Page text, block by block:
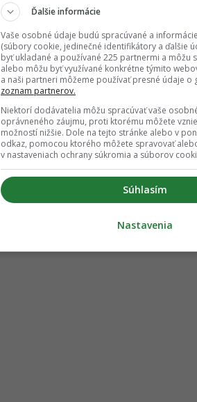
Ďalšie informácie
Vaše osobné údaje budú spracúvané a
(súbory cookie, jedinečné identifikátory a ďalšie
byť ukladané a používané 225 partnermi a môžu
alebo môžu byť využívané konkrétne týmito
a naši partneri môžeme používať presné údaje o
zoznam partnerov.
Niektorí dodávatelia môžu spracúvať vaše
oprávneného záujmu, proti ktorému môžete
možností nižšie. Dole na tejto stránke alebo v
odkaz, pomocou ktorého môžete spravovať
v nastaveniach ochrany súkromia a súborov
Súhlasím
Nastavenia